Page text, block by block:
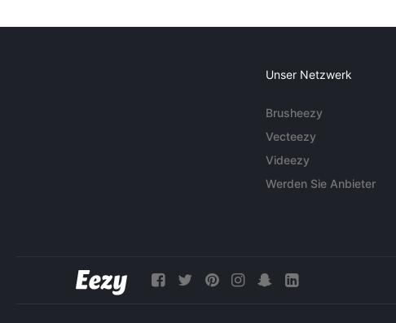
Unser Netzwerk
Brusheezy
Vecteezy
Videezy
Werden Sie Anbieter